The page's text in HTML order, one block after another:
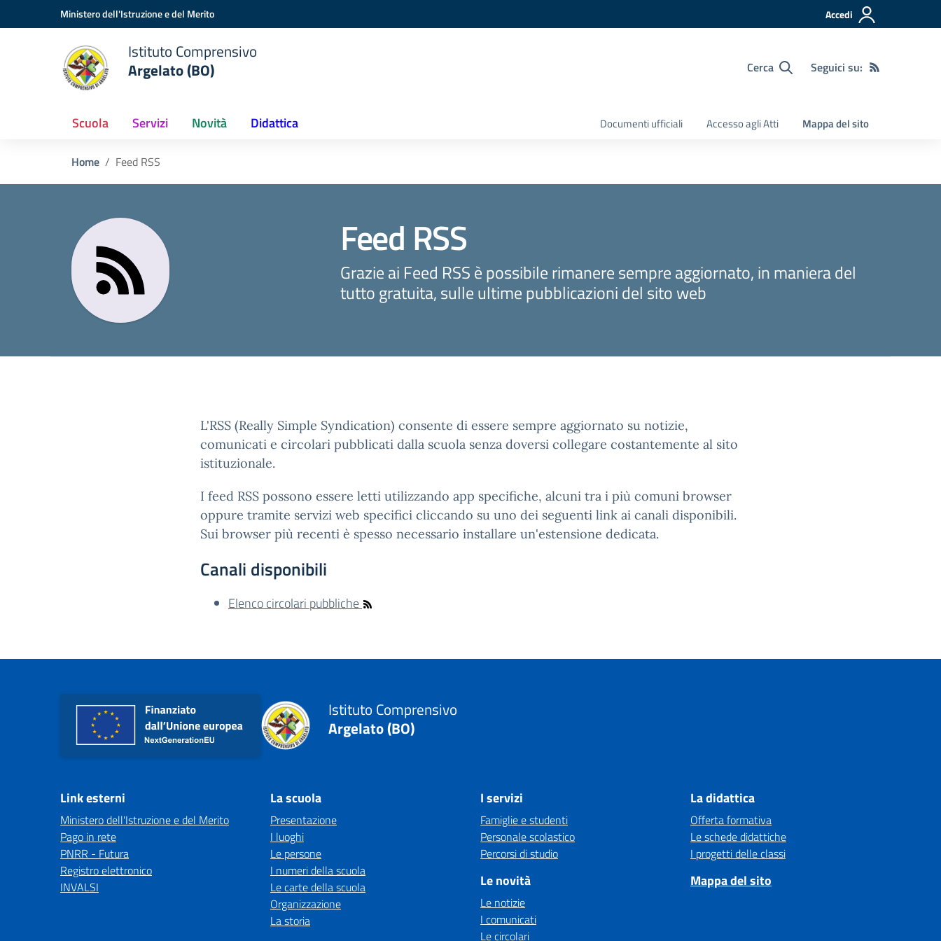
Vai ai contenuti
Vai al menu di navigazioneMinistero dell'Istruzione e del Merito Accedi
Istituto Comprensivo
Argelato (BO)
Cerca Seguici su:
Scuola Servizi Novità Didattica Documenti ufficiali Accesso agli Atti Mappa del sito
Home Feed RSS
Feed RSS
Grazie ai Feed RSS è possibile rimanere sempre aggiornato, in maniera del
tutto gratuita, sulle ultime pubblicazioni del sito web
L'RSS (Really Simple Syndication) consente di essere sempre aggiornato su notizie,
comunicati e circolari pubblicati dalla scuola senza doversi collegare costantemente al sito
istituzionale.
I feed RSS possono essere letti utilizzando app specifiche, alcuni tra i più comuni browser
oppure tramite servizi web specifici cliccando su uno dei seguenti link ai canali disponibili.
Sui browser più recenti è spesso necessario installare un'estensione dedicata.
Canali disponibili
Elenco circolari pubbliche
Istituto Comprensivo
Argelato (BO)
Link esterni
Ministero dell'Istruzione e del Merito
Pago in rete
PNRR - Futura
Registro elettronico
INVALSI
La scuola
Presentazione
I luoghi
Le persone
I numeri della scuola
Le carte della scuola
Organizzazione
La storia
I servizi
Famiglie e studenti
Personale scolastico
Percorsi di studio
Le novità
Le notizie
I comunicati
Le circolari
La didattica
Offerta formativa
Le schede didattiche
I progetti delle classi
Mappa del sito